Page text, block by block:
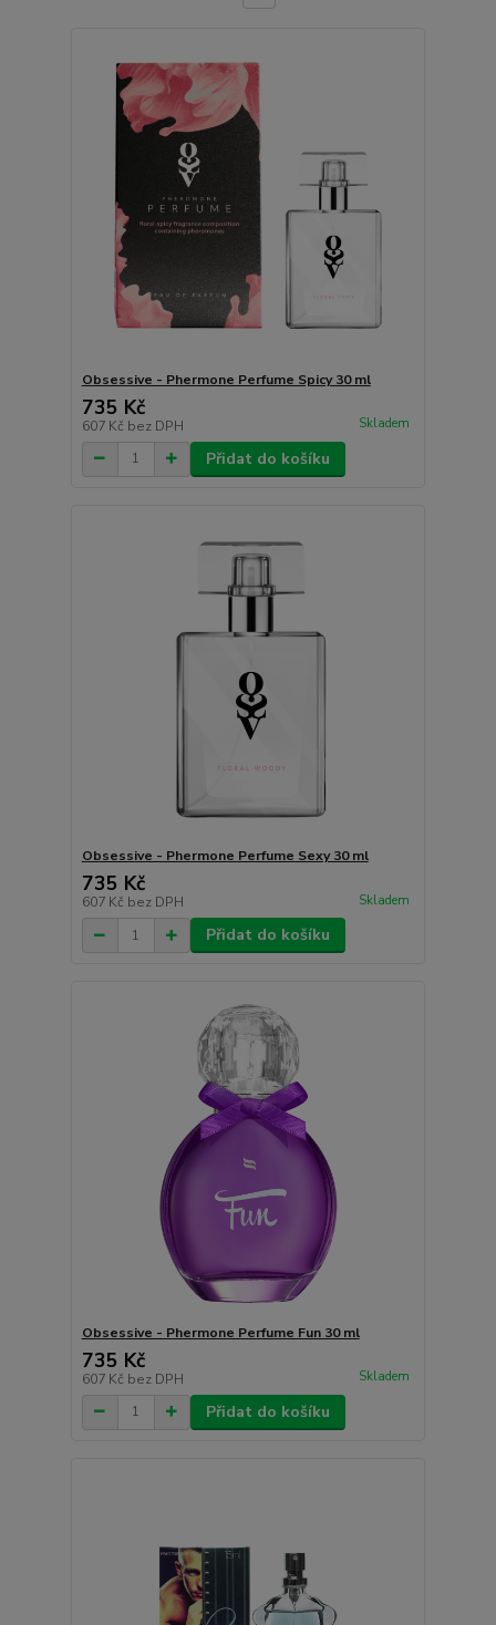
Obsessive - Phermone Perfume Spicy 30 ml
735 Kč
607 Kč bez DPH Skladem
Přidat do košíku
Obsessive - Phermone Perfume Sexy 30 ml
735 Kč
607 Kč bez DPH Skladem
Přidat do košíku
Obsessive - Phermone Perfume Fun 30 ml
735 Kč
607 Kč bez DPH Skladem
Přidat do košíku